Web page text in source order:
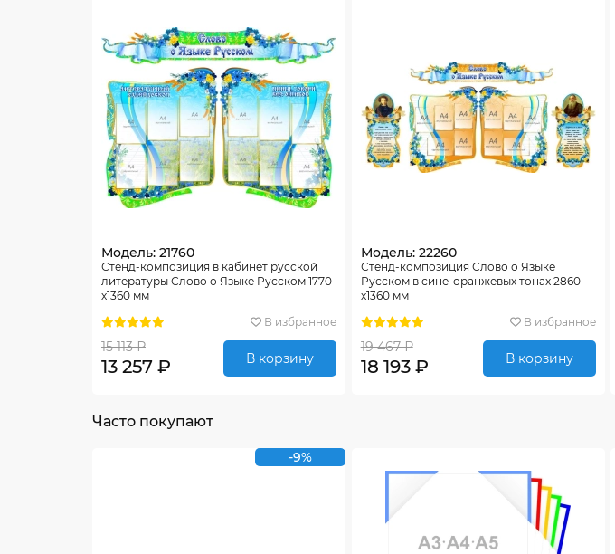
Модель: 21760
Стенд-композиция в кабинет русской
литературы Слово о Языке Русском 1770
х1360 мм
В избранное
15 113 ₽
13 257 ₽ В корзину
Модель: 22260
Стенд-композиция Слово о Языке
Русском в сине-оранжевых тонах 2860
х1360 мм
В избранное
19 467 ₽
18 193 ₽ В корзину
Часто покупают
-9%